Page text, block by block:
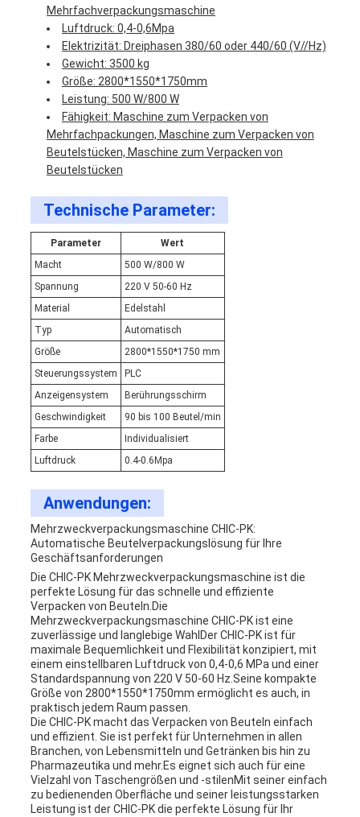
Mehrfachverpackungsmaschine
Luftdruck: 0,4-0,6Mpa
Elektrizität: Dreiphasen 380/60 oder 440/60 (V//Hz)
Gewicht: 3500 kg
Größe: 2800*1550*1750mm
Leistung: 500 W/800 W
Fähigkeit: Maschine zum Verpacken von
Mehrfachpackungen, Maschine zum Verpacken von
Beutelstücken, Maschine zum Verpacken von
Beutelstücken
Technische Parameter:
Parameter
Wert
Macht
500 W/800 W
Spannung
220 V 50-60 Hz
Material
Edelstahl
Typ
Automatisch
Größe
2800*1550*1750 mm
Steuerungssystem
PLC
Anzeigensystem
Berührungsschirm
Geschwindigkeit
90 bis 100 Beutel/min
Farbe
Individualisiert
Luftdruck
0.4-0.6Mpa
Anwendungen:
Mehrzweckverpackungsmaschine CHIC-PK:
Automatische Beutelverpackungslösung für Ihre
Geschäftsanforderungen
Die CHIC-PK Mehrzweckverpackungsmaschine ist die
perfekte Lösung für das schnelle und effiziente
Verpacken von Beuteln.Die
Mehrzweckverpackungsmaschine CHIC-PK ist eine
zuverlässige und langlebige WahlDer CHIC-PK ist für
maximale Bequemlichkeit und Flexibilität konzipiert, mit
einem einstellbaren Luftdruck von 0,4-0,6 MPa und einer
Standardspannung von 220 V 50-60 Hz.Seine kompakte
Größe von 2800*1550*1750mm ermöglicht es auch, in
praktisch jedem Raum passen.
Die CHIC-PK macht das Verpacken von Beuteln einfach
und effizient. Sie ist perfekt für Unternehmen in allen
Branchen, von Lebensmitteln und Getränken bis hin zu
Pharmazeutika und mehr.Es eignet sich auch für eine
Vielzahl von Taschengrößen und -stilenMit seiner einfach
zu bedienenden Oberfläche und seiner leistungsstarken
Leistung ist der CHIC-PK die perfekte Lösung für Ihr